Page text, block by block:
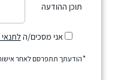
תוכן ההודעה
אני מסכים/ה
הודעתך תתפרסם לאחר